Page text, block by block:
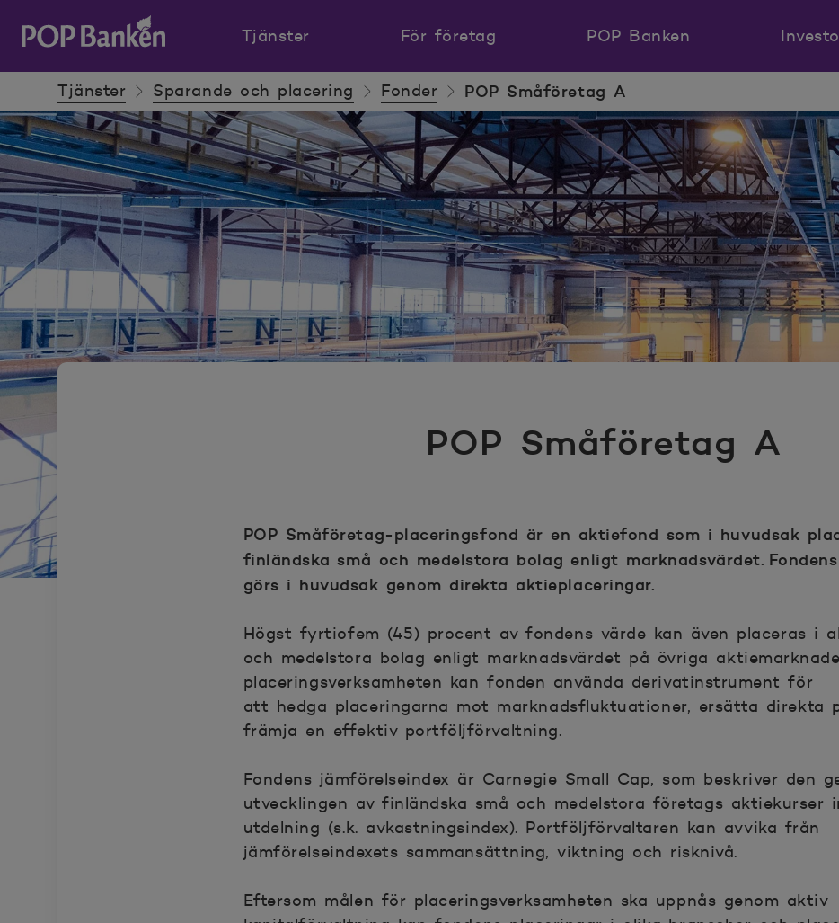
POP banken, till hemsidan
Tjänster För företag POP Banken
Tjänster Sparande och placering Fonder POP Småföretag A
POP Småföretag A
POP Småföretag-placeringsfond är en aktiefond som i huvudsak
finländska små och medelstora bolag enligt marknadsvärdet.
görs i huvudsak genom direkta aktieplaceringar.
Högst fyrtiofem (45) procent av fondens värde kan även placeras i
och medelstora bolag enligt marknadsvärdet på övriga
placeringsverksamheten kan fonden använda derivatinstrument för
att hedga placeringarna mot marknadsfluktuationer, ersätta direkta
främja en effektiv portföljförvaltning.
Fondens jämförelseindex är Carnegie Small Cap, som beskriver den
utvecklingen av finländska små och medelstora företags aktiekurser
utdelning (s.k. avkastningsindex). Portföljförvaltaren kan avvika från
jämförelseindexets sammansättning, viktning och risknivå.
Eftersom målen för placeringsverksamheten ska uppnås genom aktiv